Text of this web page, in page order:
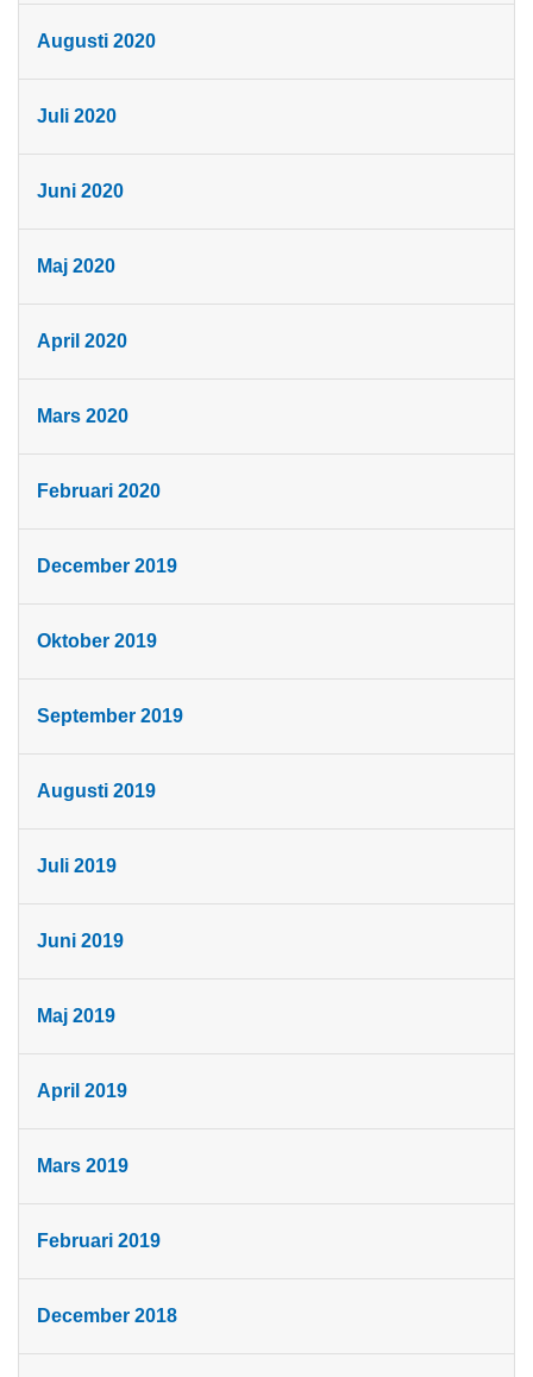
Augusti 2020
Juli 2020
Juni 2020
Maj 2020
April 2020
Mars 2020
Februari 2020
December 2019
Oktober 2019
September 2019
Augusti 2019
Juli 2019
Juni 2019
Maj 2019
April 2019
Mars 2019
Februari 2019
December 2018